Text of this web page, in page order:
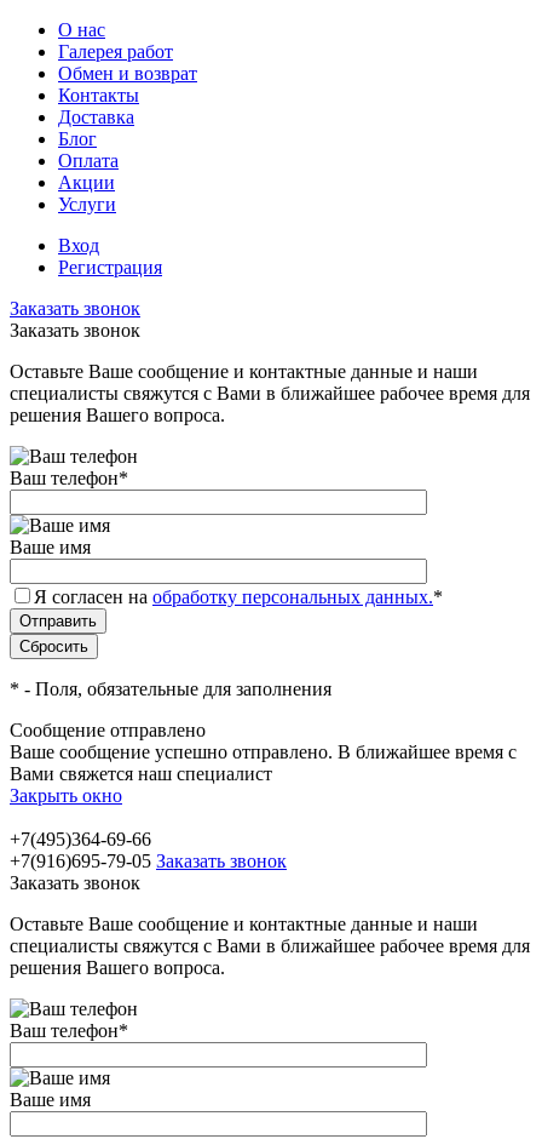
О нас
Галерея работ
Обмен и возврат
Контакты
Доставка
Блог
Оплата
Акции
Услуги
Вход
Регистрация
Заказать звонок
Заказать звонок
Оставьте Ваше сообщение и контактные данные и наши
специалисты свяжутся с Вами в ближайшее рабочее время для
решения Вашего вопроса.
Ваш телефон*
Ваше имя
Я согласен на обработку персональных данных.*
* - Поля, обязательные для заполнения
Сообщение отправлено
Ваше сообщение успешно отправлено. В ближайшее время с
Вами свяжется наш специалист
Закрыть окно
+7(495)364-69-66
+7(916)695-79-05 Заказать звонок
Заказать звонок
Оставьте Ваше сообщение и контактные данные и наши
специалисты свяжутся с Вами в ближайшее рабочее время для
решения Вашего вопроса.
Ваш телефон*
Ваше имя